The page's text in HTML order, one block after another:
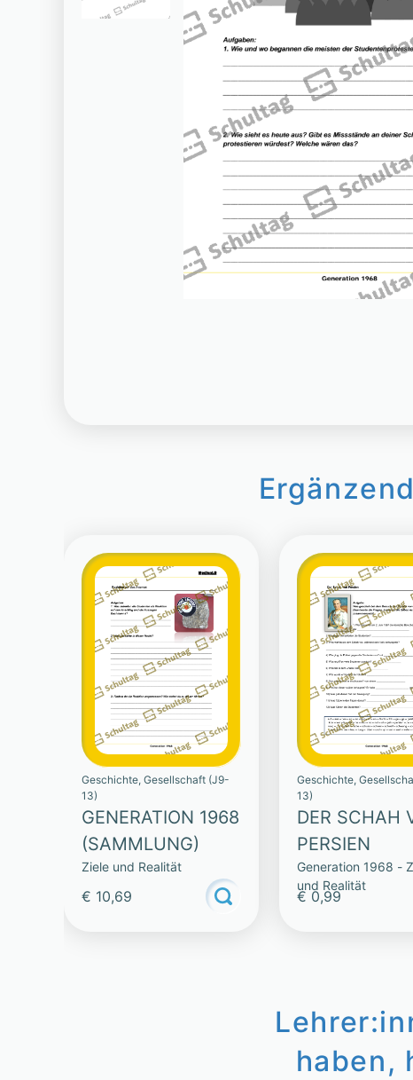
Geschichte, Gesellschaft (J9-
13)
GENERATION 1968
(SAMMLUNG)
Ziele und Realität
€ 10,69
Geschichte,
13)
DER SCHAH
PERSIEN
Generation 1968 -
und Realität
€ 0,99
haben,